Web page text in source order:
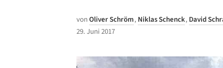
vonOliver Schröm, Niklas Schenck, David
29. Juni 2017